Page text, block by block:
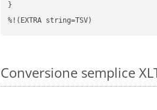
}
%!(EXTRA string=TSV)
Conversione semplice